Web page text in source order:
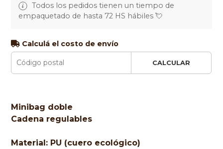
Todos los pedidos tienen un tiempo de
empaquetado de hasta 72 HS hábiles 💘
Calculá el costo de envío
CALCULAR
Minibag doble
Cadena regulables
Material: PU (cuero ecológico)